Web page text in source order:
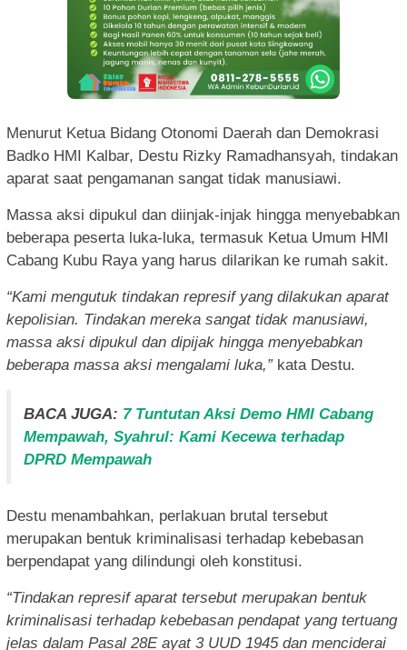
Menurut Ketua Bidang Otonomi Daerah dan Demokrasi
Badko HMI Kalbar, Destu Rizky Ramadhansyah, tindakan
aparat saat pengamanan sangat tidak manusiawi.
Massa aksi dipukul dan diinjak-injak hingga menyebabkan
beberapa peserta luka-luka, termasuk Ketua Umum HMI
Cabang Kubu Raya yang harus dilarikan ke rumah sakit.
“Kami mengutuk tindakan represif yang dilakukan aparat
kepolisian. Tindakan mereka sangat tidak manusiawi,
massa aksi dipukul dan dipijak hingga menyebabkan
beberapa massa aksi mengalami luka,”kata Destu.
BACA JUGA: 7 Tuntutan Aksi Demo HMI Cabang
Mempawah, Syahrul: Kami Kecewa terhadap
DPRD Mempawah
Destu menambahkan, perlakuan brutal tersebut
merupakan bentuk kriminalisasi terhadap kebebasan
berpendapat yang dilindungi oleh konstitusi.
“Tindakan represif aparat tersebut merupakan bentuk
kriminalisasi terhadap kebebasan pendapat yang tertuang
jelas dalam Pasal 28E ayat 3 UUD 1945 dan menciderai